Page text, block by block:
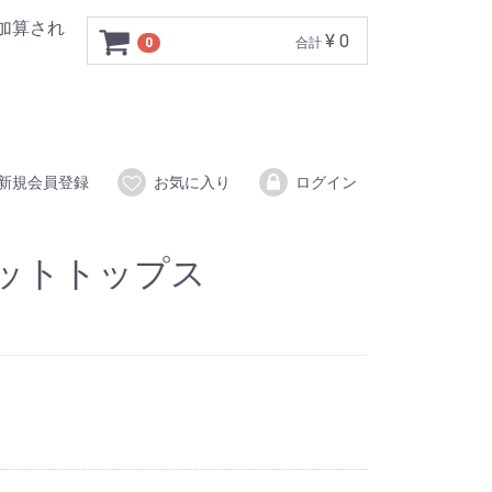
算され
0 合計 ¥ 0
規会員登録 お気に入り ログイン
トトップス